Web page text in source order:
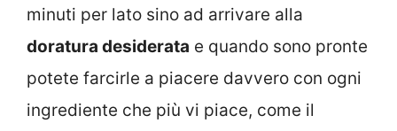
minuti per lato sino ad arrivare alla
doratura desiderata e quando sono pronte
potete farcirle a piacere davvero con ogni
ingrediente che più vi piace, come il